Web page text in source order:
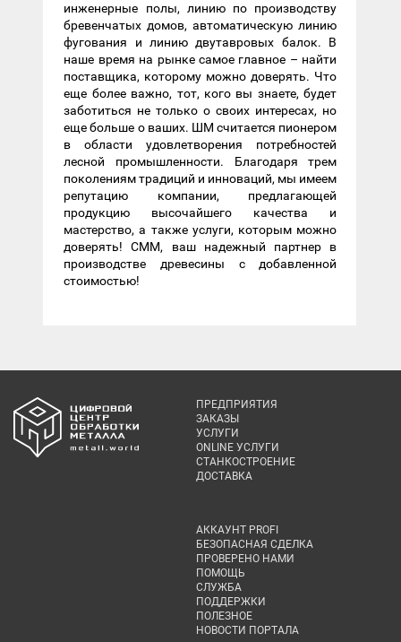
инженерные полы, линию по производству
бревенчатых домов, автоматическую линию
фугования и линию двутавровых балок. В
наше время на рынке самое главное – найти
поставщика, которому можно доверять. Что
еще более важно, тот, кого вы знаете, будет
заботиться не только о своих интересах, но
еще больше о ваших. ШМ считается пионером
в области удовлетворения потребностей
лесной промышленности. Благодаря трем
поколениям традиций и инноваций, мы имеем
репутацию компании, предлагающей
продукцию высочайшего качества и
мастерство, а также услуги, которым можно
доверять! CMM, ваш надежный партнер в
производстве древесины с добавленной
стоимостью!
ПРЕДПРИЯТИЯ
ЗАКАЗЫ
УСЛУГИ
ONLINE УСЛУГИ
СТАНКОСТРОЕНИЕ
ДОСТАВКА
АККАУНТ PROFI
БЕЗОПАСНАЯ СДЕЛКА
ПРОВЕРЕНО НАМИ
ПОМОЩЬ
СЛУЖБА
ПОДДЕРЖКИ
ПОЛЕЗНОЕ
НОВОСТИ ПОРТАЛА